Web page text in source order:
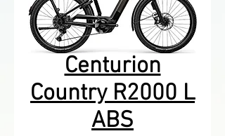
Centurion
Country R2000 L
ABS